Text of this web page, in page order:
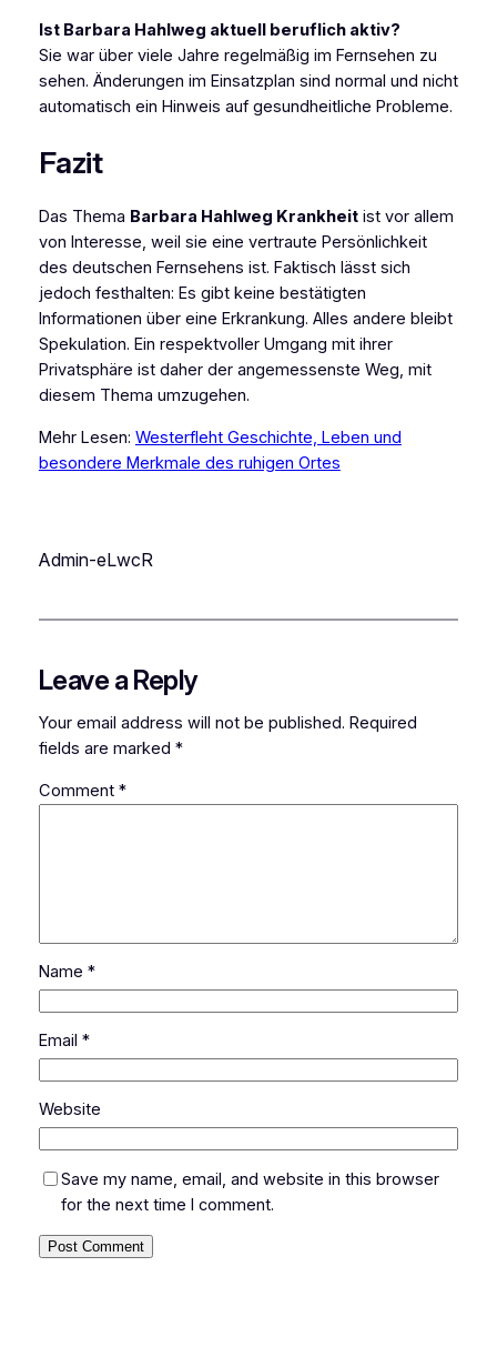
Ist Barbara Hahlweg aktuell beruflich aktiv?
Sie war über viele Jahre regelmäßig im Fernsehen zu
sehen. Änderungen im Einsatzplan sind normal und nicht
automatisch ein Hinweis auf gesundheitliche Probleme.
Fazit
Das Thema Barbara Hahlweg Krankheitist vor allem
von Interesse, weil sie eine vertraute Persönlichkeit
des deutschen Fernsehens ist. Faktisch lässt sich
jedoch festhalten: Es gibt keine bestätigten
Informationen über eine Erkrankung. Alles andere bleibt
Spekulation. Ein respektvoller Umgang mit ihrer
Privatsphäre ist daher der angemessenste Weg, mit
diesem Thema umzugehen.
Mehr Lesen: Westerfleht Geschichte, Leben und
besondere Merkmale des ruhigen Ortes
Admin-eLwcR
Leave a Reply
Your email address will not be published. Required
fields are marked *
Comment *
Name *
Email *
Website
Save my name, email, and website in this browser
for the next time I comment.